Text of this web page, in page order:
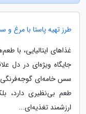
طرز تهیه پاستا با مرغ
غذاهای ایتالیایی، با
جایگاه ویژه‌ای در دل
سس خامه‌ای
طعم بی‌نظیری دارد،
ارزشمند تغذیه‌ای...